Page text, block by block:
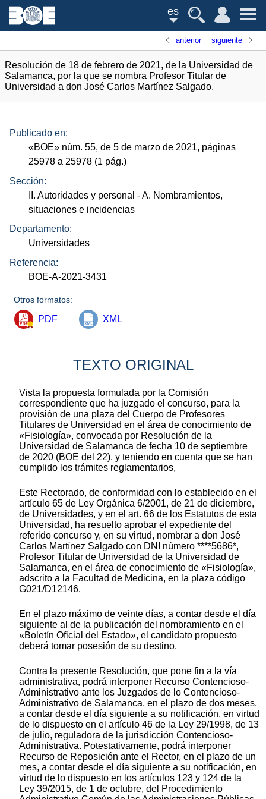
es
anterior siguiente
Resolución de 18 de febrero de 2021, de la Universidad de
Salamanca, por la que se nombra Profesor Titular de
Universidad a don José Carlos Martínez Salgado.
Publicado en:
«BOE» núm. 55, de 5 de marzo de 2021, páginas
25978 a 25978 (1 pág.)
Sección:
II. Autoridades y personal - A. Nombramientos,
situaciones e incidencias
Departamento:
Universidades
Referencia:
BOE-A-2021-3431
Otros formatos:
PDF XML
TEXTO ORIGINAL
Vista la propuesta formulada por la Comisión
correspondiente que ha juzgado el concurso, para la
provisión de una plaza del Cuerpo de Profesores
Titulares de Universidad en el área de conocimiento de
«Fisiología», convocada por Resolución de la
Universidad de Salamanca de fecha 10 de septiembre
de 2020 (BOE del 22), y teniendo en cuenta que se han
cumplido los trámites reglamentarios,
Este Rectorado, de conformidad con lo establecido en el
artículo 65 de Ley Orgánica 6/2001, de 21 de diciembre,
de Universidades, y en el art. 66 de los Estatutos de esta
Universidad, ha resuelto aprobar el expediente del
referido concurso y, en su virtud, nombrar a don José
Carlos Martínez Salgado con DNI número ****5686*,
Profesor Titular de Universidad de la Universidad de
Salamanca, en el área de conocimiento de «Fisiología»,
adscrito a la Facultad de Medicina, en la plaza código
G021/D12146.
En el plazo máximo de veinte días, a contar desde el día
siguiente al de la publicación del nombramiento en el
«Boletín Oficial del Estado», el candidato propuesto
deberá tomar posesión de su destino.
Contra la presente Resolución, que pone fin a la vía
administrativa, podrá interponer Recurso Contencioso-
Administrativo ante los Juzgados de lo Contencioso-
Administrativo de Salamanca, en el plazo de dos meses,
a contar desde el día siguiente a su notificación, en virtud
de lo dispuesto en el artículo 46 de la Ley 29/1998, de 13
de julio, reguladora de la jurisdicción Contencioso-
Administrativa. Potestativamente, podrá interponer
Recurso de Reposición ante el Rector, en el plazo de un
mes, a contar desde el día siguiente a su notificación, en
virtud de lo dispuesto en los artículos 123 y 124 de la
Ley 39/2015, de 1 de octubre, del Procedimiento